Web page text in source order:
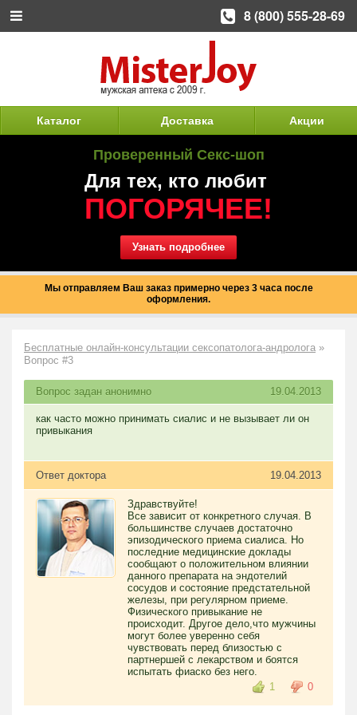
Каталог Доставка Акции
Проверенный Секс-шоп
Для тех, кто любит
ПОГОРЯЧЕЕ!
Узнать подробнее
Мы отправляем Ваш заказ примерно через 3 часа после
оформления.
Бесплатные онлайн-консультации сексопатолога-андролога »
Вопрос #3
Вопрос задан анонимно 19.04.2013
как часто можно принимать сиалис и не вызывает ли он
привыкания
Ответ доктора 19.04.2013
Здравствуйте!
Все зависит от конкретного случая. В
большинстве случаев достаточно
эпизодического приема сиалиса. Но
последние медицинские доклады
сообщают о положительном влиянии
данного препарата на эндотелий
сосудов и состояние предстательной
железы, при регулярном приеме.
Физического привыкание не
происходит. Другое дело,что мужчины
могут более уверенно себя
чувствовать перед близостью с
партнершей с лекарством и боятся
испытать фиаско без него.
1
0
8 (800) 555-28-69